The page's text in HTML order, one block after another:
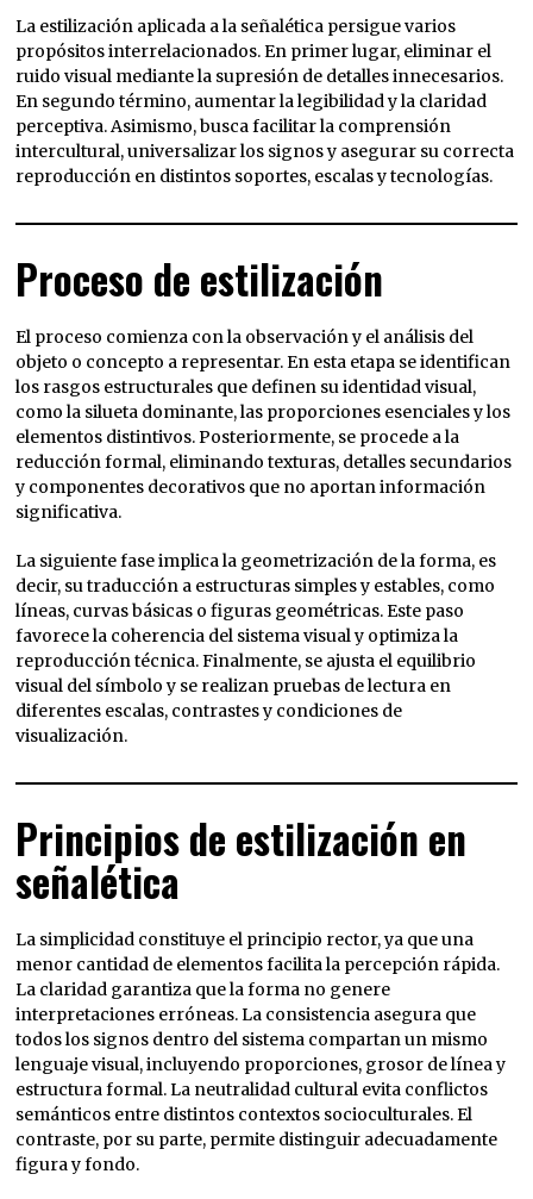
La estilización aplicada a la señalética persigue varios
propósitos interrelacionados. En primer lugar, eliminar el
ruido visual mediante la supresión de detalles innecesarios.
En segundo término, aumentar la legibilidad y la claridad
perceptiva. Asimismo, busca facilitar la comprensión
intercultural, universalizar los signos y asegurar su correcta
reproducción en distintos soportes, escalas y tecnologías.
Proceso de estilización
El proceso comienza con la observación y el análisis del
objeto o concepto a representar. En esta etapa se identifican
los rasgos estructurales que definen su identidad visual,
como la silueta dominante, las proporciones esenciales y los
elementos distintivos. Posteriormente, se procede a la
reducción formal, eliminando texturas, detalles secundarios
y componentes decorativos que no aportan información
significativa.
La siguiente fase implica la geometrización de la forma, es
decir, su traducción a estructuras simples y estables, como
líneas, curvas básicas o figuras geométricas. Este paso
favorece la coherencia del sistema visual y optimiza la
reproducción técnica. Finalmente, se ajusta el equilibrio
visual del símbolo y se realizan pruebas de lectura en
diferentes escalas, contrastes y condiciones de
visualización.
Principios de estilización en
señalética
La simplicidad constituye el principio rector, ya que una
menor cantidad de elementos facilita la percepción rápida.
La claridad garantiza que la forma no genere
interpretaciones erróneas. La consistencia asegura que
todos los signos dentro del sistema compartan un mismo
lenguaje visual, incluyendo proporciones, grosor de línea y
estructura formal. La neutralidad cultural evita conflictos
semánticos entre distintos contextos socioculturales. El
contraste, por su parte, permite distinguir adecuadamente
figura y fondo.